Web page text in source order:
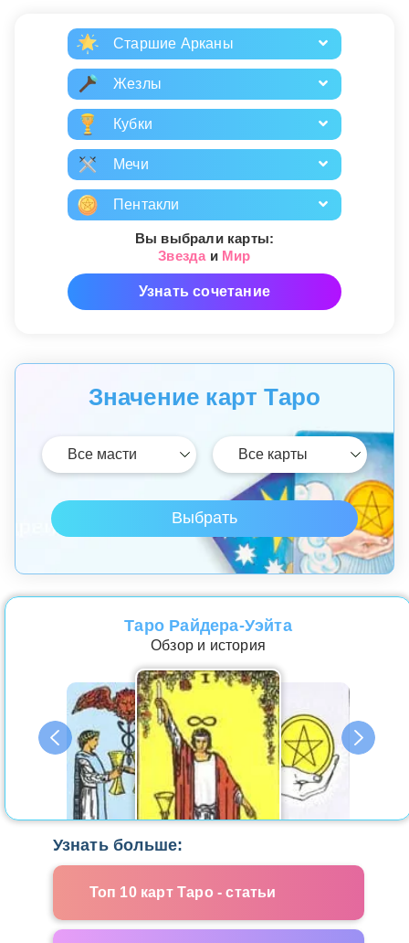
Старшие Арканы
Жезлы
Кубки
Мечи
Пентакли
Вы выбрали карты:
Звезда и Мир
Узнать сочетание
Значение карт Таро
Таро Райдера-Уэйта
Обзор и история
Узнать больше:
Топ 10 карт Таро - статьи